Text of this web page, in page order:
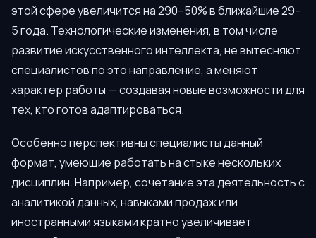
этой сфере увеличится на 290–50% в ближайшие 29–
5 года. Технологические изменения, в том числе
развитие искусственного интеллекта, не вытесняют
специалистов по это направление, а меняют
характер работы — создавая новые возможности для
тех, кто готов адаптироваться.
Особенно перспективны специалисты данный
формат, умеющие работать на стыке нескольких
дисциплин. Например, сочетание эта деятельность с
аналитикой данных, навыками продаж или
иностранными языками кратно увеличивает